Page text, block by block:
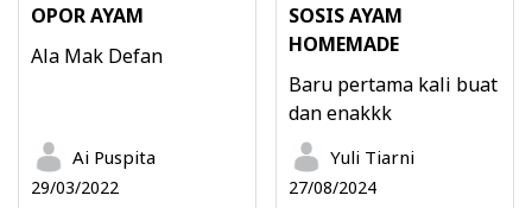
OPOR AYAM
Ala Mak Defan
Ai Puspita
29/03/2022
SOSIS AYAM
HOMEMADE
Baru pertama kali buat
dan enakkk
Yuli Tiarni
27/08/2024